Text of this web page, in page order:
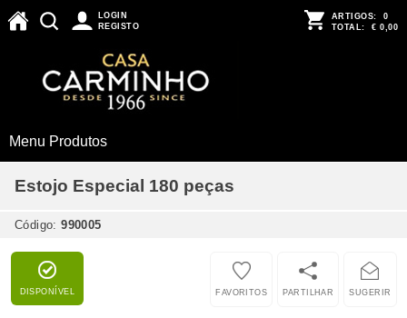
LOGIN
REGISTO
ARTIGOS: 0
TOTAL: € 0,00
Menu Produtos
Estojo Especial 180 peças
Código:990005
DISPONÍVEL SUGERIR
PARTILHAR
FAVORITOS